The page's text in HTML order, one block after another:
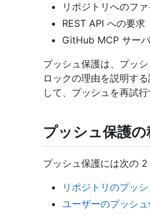
リポジトリへのフ
REST API への要求
GitHub MCP サー
プッシュ保護は、プッ
ロックの理由を説明す
して、プッシュを再試
プッシュ保護の
プッシュ保護には次の 2
リポジトリのプッ
ユーザーのプッシ